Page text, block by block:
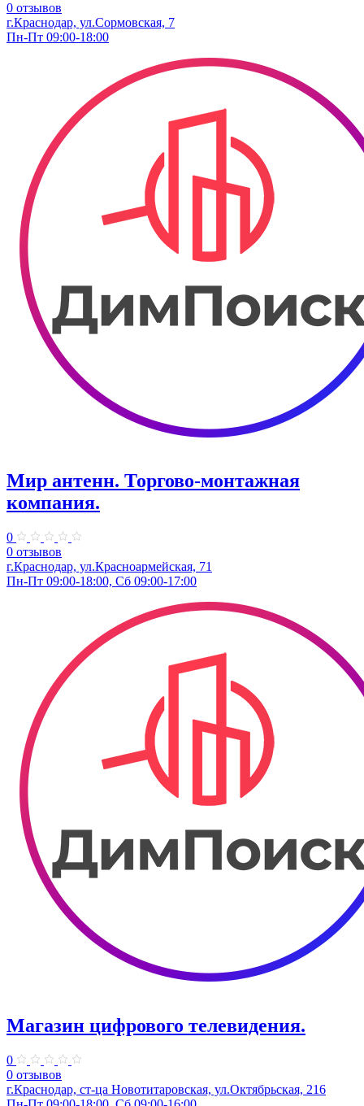
0 отзывов
г.Краснодар, ул.Сормовская, 7
Пн-Пт 09:00-18:00
Мир антенн. ​Торгово-монтажная
компания.
0
0 отзывов
г.Краснодар, ул.Красноармейская, 71
Пн-Пт 09:00-18:00, Сб 09:00-17:00
Магазин цифрового телевидения.
0
0 отзывов
г.Краснодар, ст-ца Новотитаровская, ул.Октябрьская, 216